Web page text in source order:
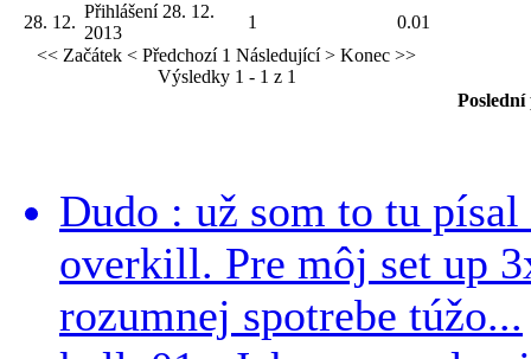
28. 12.
Přihlášení 28. 12.
2013
1
0.01
<< Začátek < Předchozí 1 Následující > Konec >>
Výsledky 1 - 1 z 1
Dudo : už som to tu
overkill. Pre môj set up
rozumnej spotrebe túžo...